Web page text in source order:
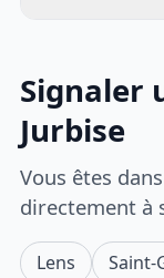
Signaler
Jurbise
Vous êtes
directement à
Lens Saint-